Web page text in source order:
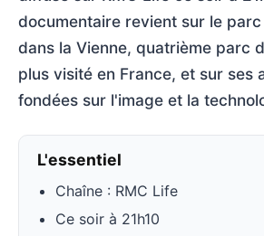
documentaire revient sur le
dans la Vienne, quatrième parc
plus visité en France, et sur ses
fondées sur l'image et la
L'essentiel
Chaîne : RMC Life
Ce soir à 21h10